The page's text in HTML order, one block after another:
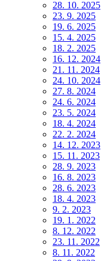
28. 10. 2025
23. 9. 2025
19. 6. 2025
15. 4. 2025
18. 2. 2025
16. 12. 2024
21. 11. 2024
24. 10. 2024
27. 8. 2024
24. 6. 2024
23. 5. 2024
18. 4. 2024
22. 2. 2024
14. 12. 2023
15. 11. 2023
28. 9. 2023
16. 8. 2023
28. 6. 2023
18. 4. 2023
9. 2. 2023
19. 1. 2022
8. 12. 2022
23. 11. 2022
8. 11. 2022